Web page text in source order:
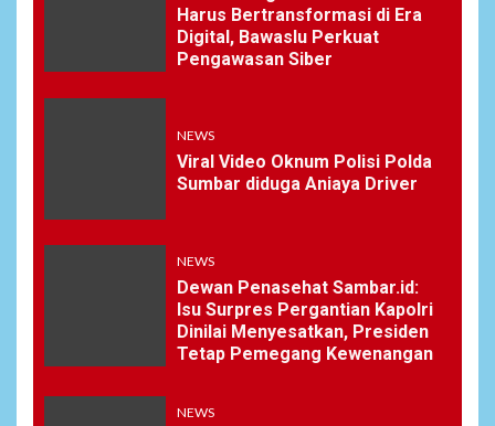
Harus Bertransformasi di Era
Digital, Bawaslu Perkuat
Pengawasan Siber
NEWS
Viral Video Oknum Polisi Polda
Sumbar diduga Aniaya Driver
NEWS
Dewan Penasehat Sambar.id:
Isu Surpres Pergantian Kapolri
Dinilai Menyesatkan, Presiden
Tetap Pemegang Kewenangan
NEWS